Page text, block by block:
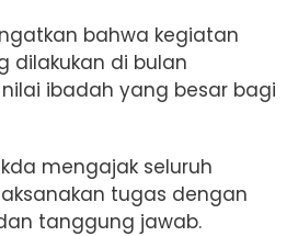
bahwa kegiatan
dilakukan di bulan
ibadah yang besar bagi
mengajak seluruh
tugas dengan
tanggung jawab.